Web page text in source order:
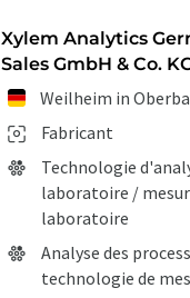
Xylem Analytics
Sales GmbH & Co.
Weilheim in
Fabricant
Technologie
laboratoire /
laboratoire
Analyse des
technologie de